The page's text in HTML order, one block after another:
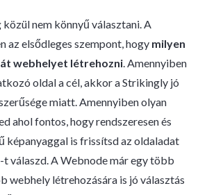
közül nem könnyű választani. A
az elsődleges szempont, hogy milyen
webhelyet létrehozni . Amennyiben
oldal a cél, akkor a Strikingly jó
miatt. Amennyiben olyan
ahol fontos, hogy rendszeresen és
képanyaggal is frissítsd az oldaladat
t válaszd. A Webnode már egy több
webhely létrehozására is jó választás